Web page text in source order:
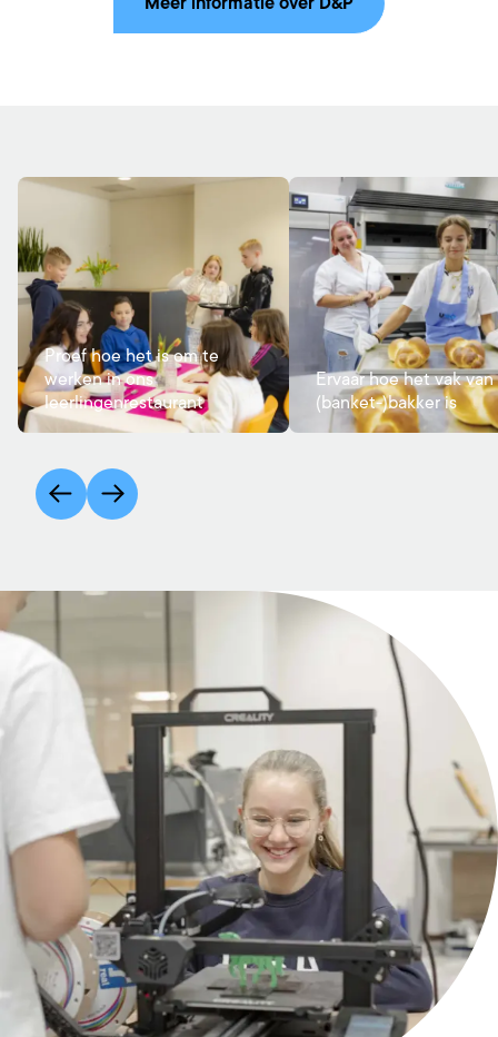
Proef hoe het is om te
werken in ons
leerlingenrestaurant
Ervaar hoe het vak van
(banket-)bakker is